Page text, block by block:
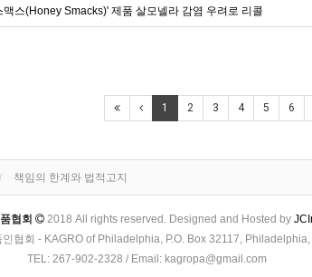
맥스(Honey Smacks)' 제품 살모넬라 감염 우려로 리콜
1 2 3 4 5 6
책임의 한계와 법적고지
협회 2018 All rights reserved. Designed and Hosted by
협회 - KAGRO of Philadelphia, P.O. Box 32117,
TEL: 267-902-2328 / Email: kagropa@gmail.com